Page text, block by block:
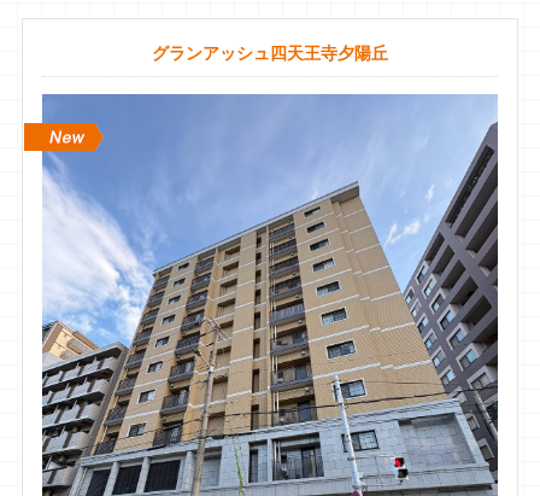
1 件のクチコミ ・ 0 枚の写真
マンション売却で安田さんには本当にお世話になりました。
実は最初、なんとなくの安心感から誰もが知る大手不動産会社
に依頼していたのですが、6ヶ月経っても売れる気配がなく、
正直諦めかけていました。
現状を変えるために一括査定を利用し、計6社の担当者とお会
いしましたが、その中で圧倒的に信頼できたのがイーアス不動
産の安田さんでした。
他社が「値下げ」を提案する中、安田さんだけは「どうすれば
高く売れるか」という具体的な工夫と戦略を提示してください
ました。
特に驚いたのは、最新のAI技術を駆使したデータ分析です。人
グランアッシュ四天王寺夕陽丘